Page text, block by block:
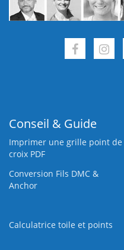
Conseil & Guide
Imprimer une grille point de
croix PDF
Conversion Fils DMC &
Anchor
Calculatrice toile et points